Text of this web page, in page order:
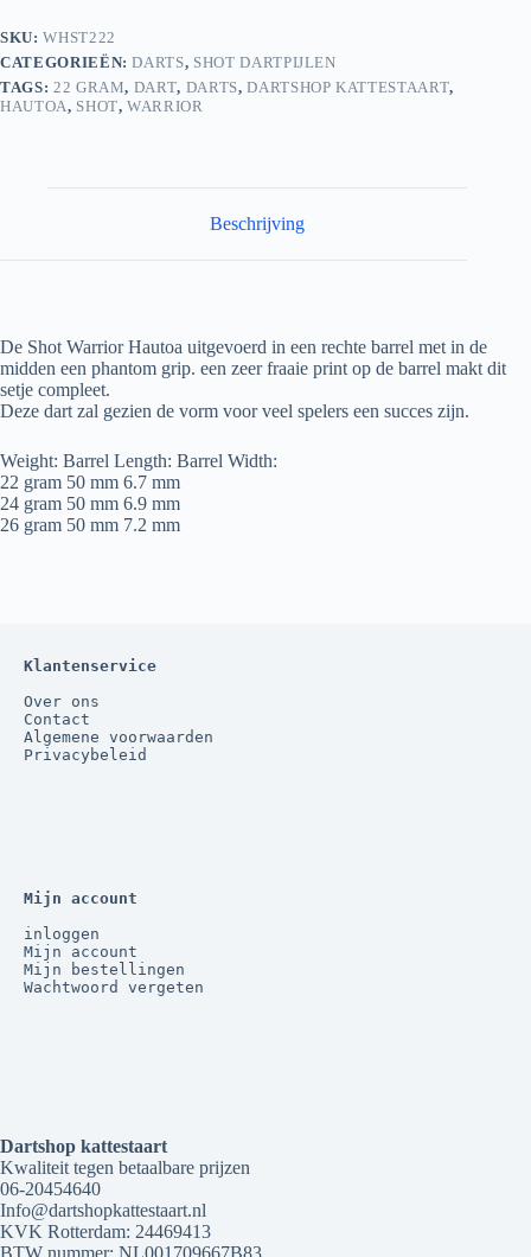
SKU:WHST222
CATEGORIEËN:DARTS, SHOT DARTPIJLEN
TAGS: 22 GRAM, DART, DARTS,DARTSHOP KATTESTAART,
HAUTOA, SHOT,WARRIOR
Beschrijving
De Shot Warrior Hautoa uitgevoerd in een rechte barrel met in de
midden een phantom grip. een zeer fraaie print op de barrel makt dit
setje compleet.
Deze dart zal gezien de vorm voor veel spelers een succes zijn.
Weight: Barrel Length: Barrel Width:
22 gram 50 mm 6.7 mm
24 gram 50 mm 6.9 mm
26 gram 50 mm 7.2 mm
Klantenservice
Over ons
Contact
Algemene voorwaarden
Privacybeleid
Mijn account
inloggen
Mijn account
Mijn bestellingen
Wachtwoord vergeten
Dartshop kattestaart
Kwaliteit tegen betaalbare prijzen
06-20454640
Info@dartshopkattestaart.nl
KVK Rotterdam: 24469413
BTW nummer: NL001709667B83